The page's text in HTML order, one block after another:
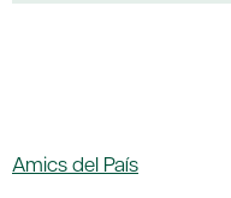
Amics del País